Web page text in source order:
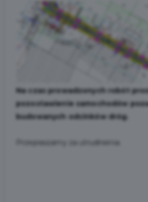
Na czas prowadzonych robót
pozostawienie samochodów
budowanych odcinków dróg.
Przepraszamy za utrudnienia.